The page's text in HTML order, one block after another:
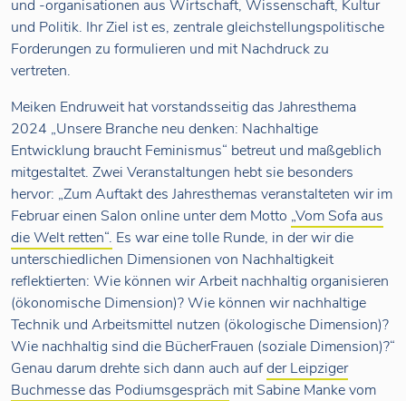
und -organisationen aus Wirtschaft, Wissenschaft, Kultur
und Politik. Ihr Ziel ist es, zentrale gleichstellungspolitische
Forderungen zu formulieren und mit Nachdruck zu
vertreten.
Meiken Endruweit hat vorstandsseitig das Jahresthema
2024 „Unsere Branche neu denken: Nachhaltige
Entwicklung braucht Feminismus“ betreut und maßgeblich
mitgestaltet. Zwei Veranstaltungen hebt sie besonders
hervor: „Zum Auftakt des Jahresthemas veranstalteten wir im
Februar einen Salon online unter dem Motto „Vom Sofa aus
die Welt retten“. Es war eine tolle Runde, in der wir die
unterschiedlichen Dimensionen von Nachhaltigkeit
reflektierten: Wie können wir Arbeit nachhaltig organisieren
(ökonomische Dimension)? Wie können wir nachhaltige
Technik und Arbeitsmittel nutzen (ökologische Dimension)?
Wie nachhaltig sind die BücherFrauen (soziale Dimension)?“
Genau darum drehte sich dann auch aufder Leipziger
Buchmesse das Podiumsgespräch mit Sabine Manke vom